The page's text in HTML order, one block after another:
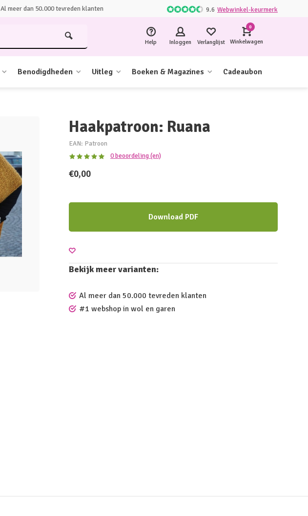
Al meer dan 50.000 tevreden klanten 9.6 Webwinkel-keurmerk
Help Inloggen Verlanglijst
0
Winkelwagen
Benodigdheden Uitleg Boeken & Magazines Cadeaubon
Haakpatroon: Ruana
EAN: Patroon
0 beoordeling (en)
€0,00
Download PDF
Bekijk meer varianten:
Al meer dan 50.000 tevreden klanten
#1 webshop in wol en garen